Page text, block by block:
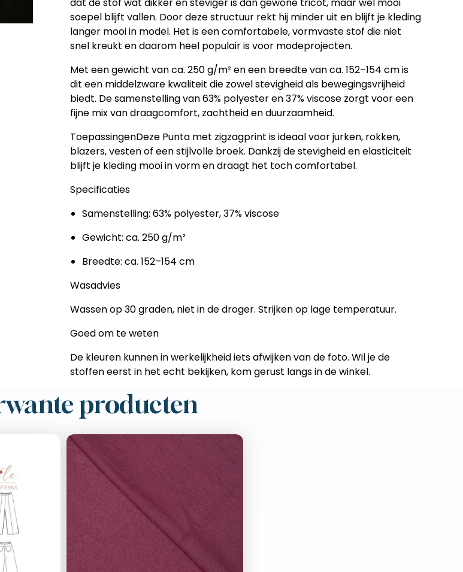
soepel blijft vallen. Door deze structuur rekt hij minder uit en blijft je kleding
langer mooi in model. Het is een comfortabele, vormvaste stof die niet
snel kreukt en daarom heel populair is voor modeprojecten.
Met een gewicht vanca. 250 g/m² en een breedte vanca. 152–154 cmis
dit een middelzware kwaliteit die zowel stevigheid als bewegingsvrijheid
biedt. De samenstelling van63% polyester en 37% viscose zorgt voor een
fijne mix van draagcomfort, zachtheid en duurzaamheid.
ToepassingenDeze Punta met zigzagprint is ideaal voor jurken, rokken,
blazers, vesten of een stijlvolle broek. Dankzij de stevigheid en elasticiteit
blijft je kleding mooi in vorm en draagt het toch comfortabel.
Specificaties
Samenstelling: 63% polyester, 37% viscose
Gewicht: ca. 250 g/m²
Breedte: ca. 152–154 cm
Wasadvies
Wassen op 30 graden, niet in de droger. Strijken op lage temperatuur.
Goed om te weten
De kleuren kunnen in werkelijkheid iets afwijken van de foto. Wil je de
stoffen eerst in het echt bekijken, kom gerust langs in de winkel.
producten